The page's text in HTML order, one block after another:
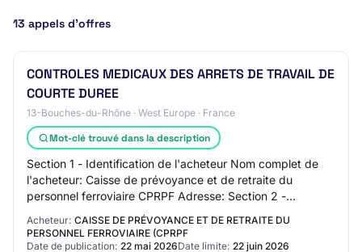
13 appels d’offres
CONTROLES MEDICAUX DES ARRETS DE TRAVAIL DE
COURTE DUREE
13-Bouches-du-Rhône · West Europe · France
Mot-clé trouvé dans la description
Section 1 - Identification de l'acheteur Nom complet de
l'acheteur: Caisse de prévoyance et de retraite du
personnel ferroviaire CPRPF Adresse: Section 2 -
Communication Nom du contact: N/C Adresse m…
Acheteur: CAISSE DE PRÉVOYANCE ET DE RETRAITE DU
PERSONNEL FERROVIAIRE (CPRPF
Date de publication: 22 mai 2026Date limite: 22 juin 2026